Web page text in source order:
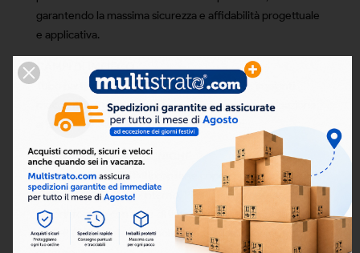
garantendo la massima sicurezza e affidabilità progettuale
e applicativa.
CAMPI DI IMPIEGO
Tubo particolarmente indicato per realizzare impianti
meccanici, di riscaldamento, condizionamento,irrigazione,
aria compressa, impianti idrico sanitari, ecc…
CARATTERISTICHE TECNICHE
Materiale: PP-RCT (Polipropilene copolimero a cristallinità
random) per lo strato interno, PP-RF (Polipropilene
fibrorinforzato con fibre di vetro) per lo strato intermedio
e PP-R (Polipropilene copolimero random) per lo strato